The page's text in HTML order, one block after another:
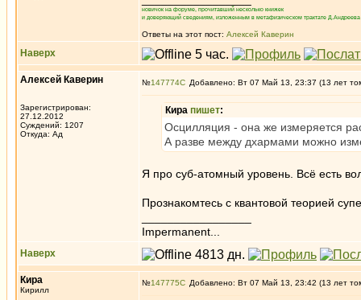
новичок на форуме, прочитавший несколько книжек
и доверяющий сведениям, изложенным в метафизическом трактате
Ответы на этот пост: Алексей Каверин
Наверх
Алексей Каверин
Зарегистрирован:
27.12.2012
Суждений: 1207
Откуда: Ад
№147774 Добавлено: Вт 07 Май 13, 23:37 (13 лет
Кира пишет:
Осцилляция - она же измеряется
А разве между дхармами можно
Я про суб-атомный уровень. Всё есть
Прознакомтесь с квантовой теорией
Impermanent...
Наверх
Кира
Кирилл
№147775 Добавлено: Вт 07 Май 13, 23:42 (13 лет